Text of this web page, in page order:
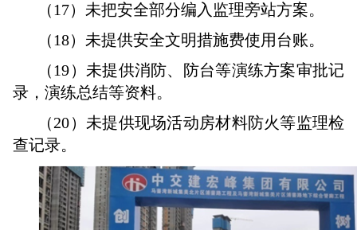
（17）未把安全部分编入监理旁站方案。
（18）未提供安全文明措施费使用台账。
（19）未提供消防、防台等演练方案审批记
录，演练总结等资料。
（20）未提供现场活动房材料防火等监理检
查记录。